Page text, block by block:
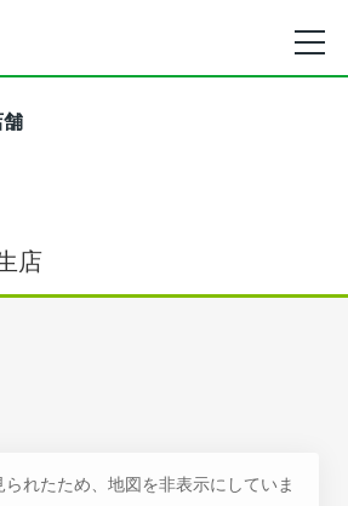
舗
店
れたため、地図を非表示にしていま